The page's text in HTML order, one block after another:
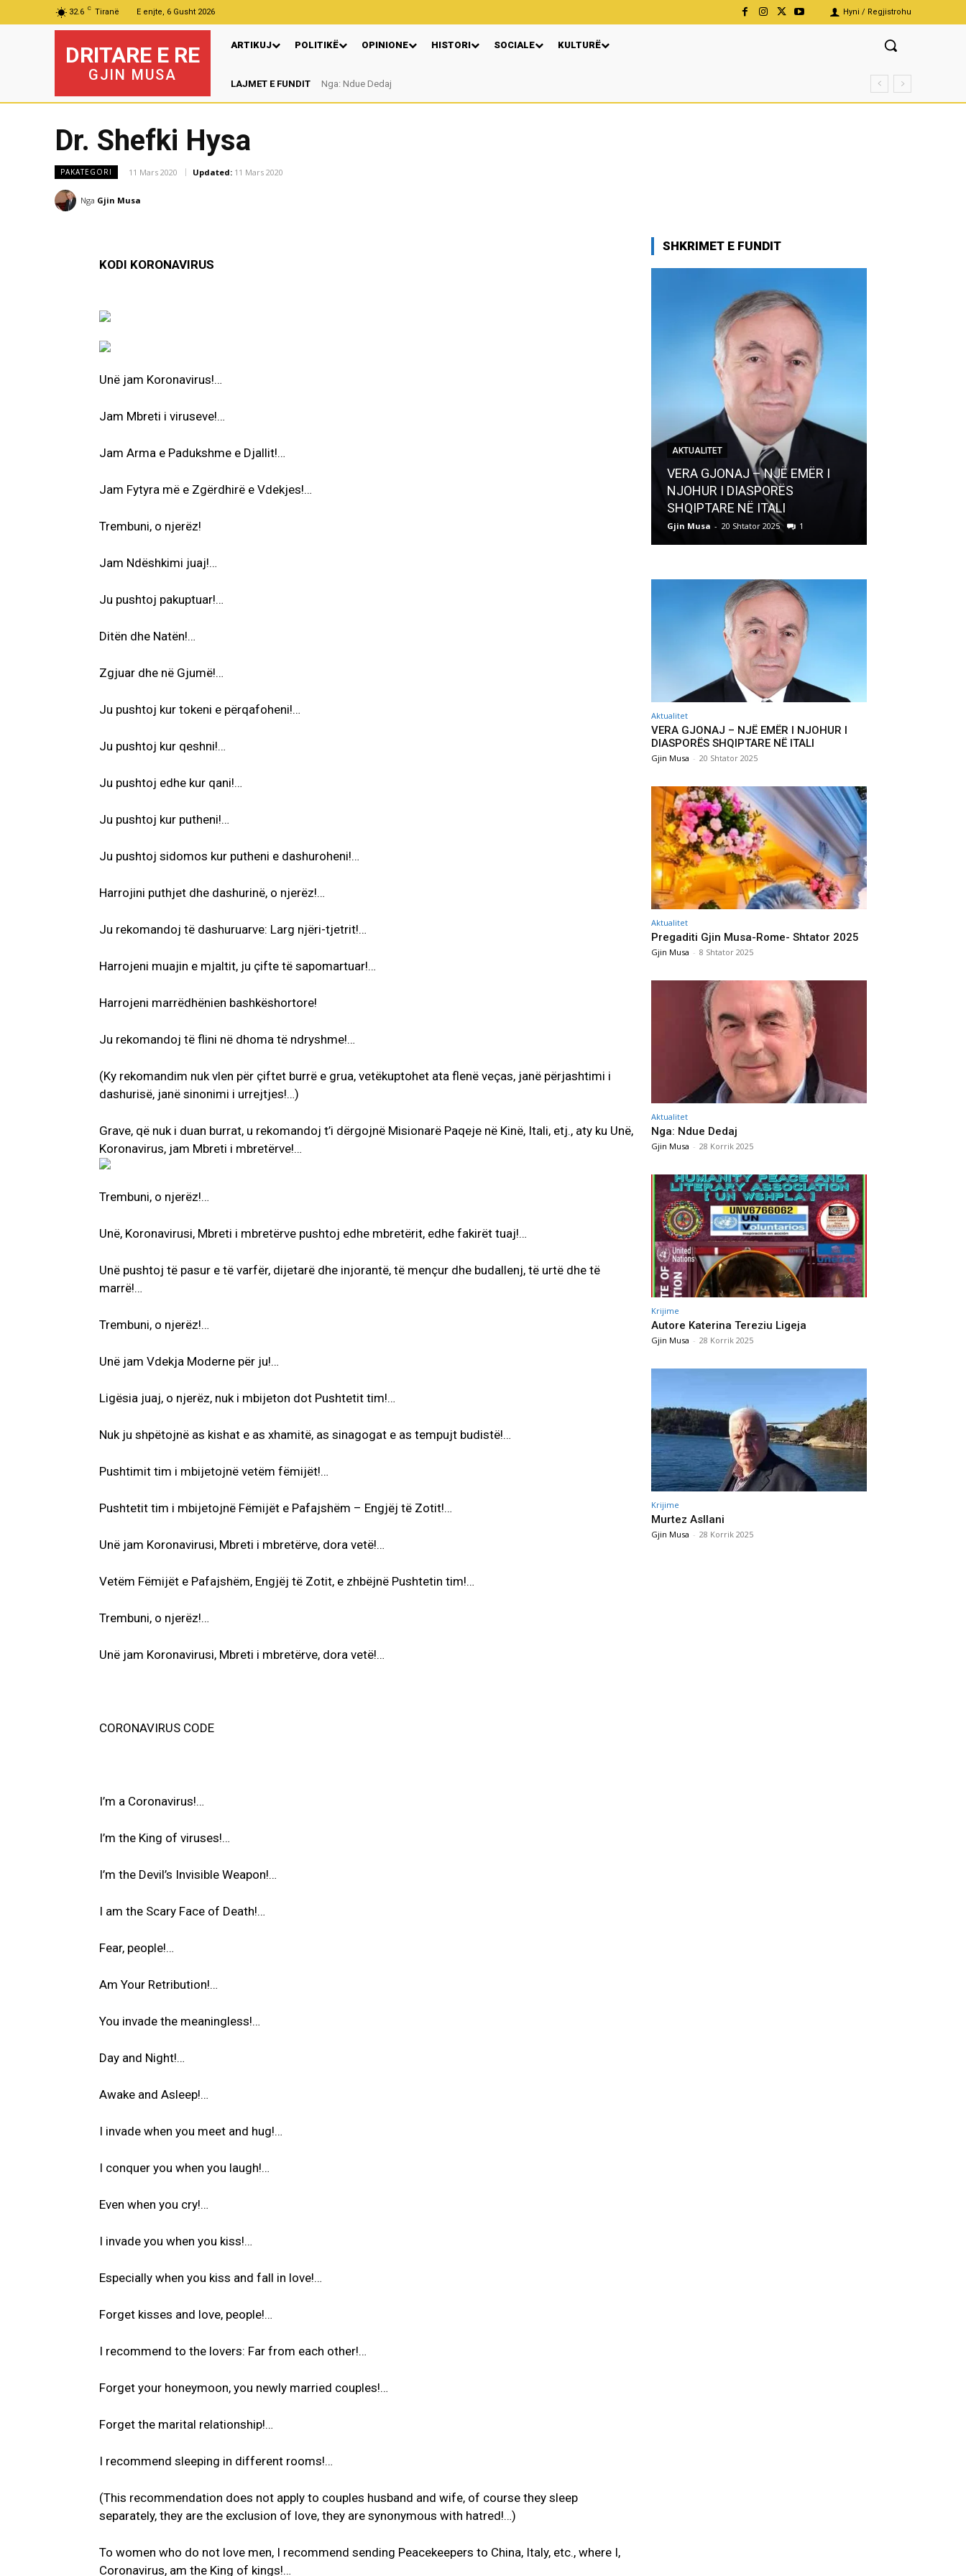
32.6 C Tiranë E enjte, 6 Gusht 2026 Hyni / Regjistrohu
DRITARE E RE
GJIN MUSA
ARTIKUJ POLITIKË OPINIONE HISTORI SOCIALE KULTURË
LAJMET E FUNDIT Nga: Ndue Dedaj
Dr. Shefki Hysa
PAKATEGORI 11 Mars 2020 Updated: 11 Mars 2020
Nga Gjin Musa
KODI KORONAVIRUS
Unë jam Koronavirus!…
Jam Mbreti i viruseve!…
Jam Arma e Padukshme e Djallit!…
Jam Fytyra më e Zgërdhirë e Vdekjes!…
Trembuni, o njerëz!
Jam Ndëshkimi juaj!…
Ju pushtoj pakuptuar!…
Ditën dhe Natën!…
Zgjuar dhe në Gjumë!…
Ju pushtoj kur tokeni e përqafoheni!…
Ju pushtoj kur qeshni!…
Ju pushtoj edhe kur qani!…
Ju pushtoj kur putheni!…
Ju pushtoj sidomos kur putheni e dashuroheni!…
Harrojini puthjet dhe dashurinë, o njerëz!…
Ju rekomandoj të dashuruarve: Larg njëri-tjetrit!…
Harrojeni muajin e mjaltit, ju çifte të sapomartuar!…
Harrojeni marrëdhënien bashkëshortore!
Ju rekomandoj të flini në dhoma të ndryshme!…
(Ky rekomandim nuk vlen për çiftet burrë e grua, vetëkuptohet ata flenë veças, janë përjashtimi i
dashurisë, janë sinonimi i urrejtjes!…)
Grave, që nuk i duan burrat, u rekomandoj t’i dërgojnë Misionarë Paqeje në Kinë, Itali, etj., aty ku Unë,
Koronavirus, jam Mbreti i mbretërve!…
Trembuni, o njerëz!…
Unë, Koronavirusi, Mbreti i mbretërve pushtoj edhe mbretërit, edhe fakirët tuaj!…
Unë pushtoj të pasur e të varfër, dijetarë dhe injorantë, të mençur dhe budallenj, të urtë dhe të
marrë!…
Trembuni, o njerëz!…
Unë jam Vdekja Moderne për ju!…
Ligësia juaj, o njerëz, nuk i mbijeton dot Pushtetit tim!…
Nuk ju shpëtojnë as kishat e as xhamitë, as sinagogat e as tempujt budistë!…
Pushtimit tim i mbijetojnë vetëm fëmijët!…
Pushtetit tim i mbijetojnë Fëmijët e Pafajshëm – Engjëj të Zotit!…
Unë jam Koronavirusi, Mbreti i mbretërve, dora vetë!…
Vetëm Fëmijët e Pafajshëm, Engjëj të Zotit, e zhbëjnë Pushtetin tim!…
Trembuni, o njerëz!…
Unë jam Koronavirusi, Mbreti i mbretërve, dora vetë!…
CORONAVIRUS CODE
I’m a Coronavirus!…
I’m the King of viruses!…
I’m the Devil’s Invisible Weapon!…
I am the Scary Face of Death!…
Fear, people!…
Am Your Retribution!…
You invade the meaningless!…
Day and Night!…
Awake and Asleep!…
I invade when you meet and hug!…
I conquer you when you laugh!…
Even when you cry!…
I invade you when you kiss!…
Especially when you kiss and fall in love!…
Forget kisses and love, people!…
I recommend to the lovers: Far from each other!…
Forget your honeymoon, you newly married couples!…
Forget the marital relationship!…
I recommend sleeping in different rooms!…
(This recommendation does not apply to couples husband and wife, of course they sleep
separately, they are the exclusion of love, they are synonymous with hatred!…)
To women who do not love men, I recommend sending Peacekeepers to China, Italy, etc., where I,
Coronavirus, am the King of kings!…
SHKRIMET E FUNDIT
AKTUALITET
VERA GJONAJ – NJË EMËR I
NJOHUR I DIASPORËS
SHQIPTARE NË ITALI
Gjin Musa - 20 Shtator 2025 1
Aktualitet
VERA GJONAJ – NJË EMËR I NJOHUR I
DIASPORËS SHQIPTARE NË ITALI
Gjin Musa - 20 Shtator 2025
Aktualitet
Pregaditi Gjin Musa-Rome- Shtator 2025
Gjin Musa - 8 Shtator 2025
Aktualitet
Nga: Ndue Dedaj
Gjin Musa - 28 Korrik 2025
Krijime
Autore Katerina Tereziu Ligeja
Gjin Musa - 28 Korrik 2025
Krijime
Murtez Asllani
Gjin Musa - 28 Korrik 2025